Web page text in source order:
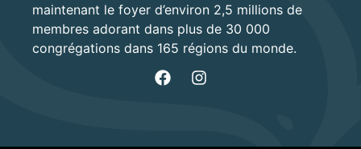
maintenant le foyer d’environ 2,5 millions de
membres adorant dans plus de 30 000
congrégations dans 165 régions du monde.